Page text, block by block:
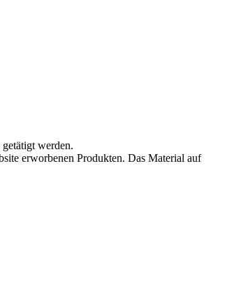
werden.
erworbenen Produkten. Das Material auf